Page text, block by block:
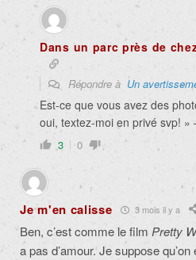
Dans un parc près de
Répondre à Un
Est-ce que vous avez des
oui, textez-moi en privé svp! »
3 0
Je m'en calisse 3 mois il y a
Ben, c’est comme le film Pretty
a pas d’amour. Je suppose